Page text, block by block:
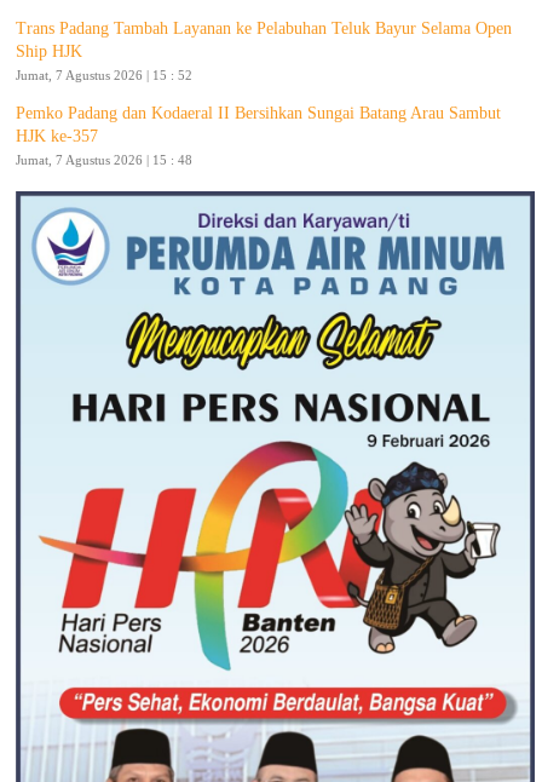
Trans Padang Tambah Layanan ke Pelabuhan Teluk Bayur Selama Open
Ship HJK
Jumat, 7 Agustus 2026 | 15 : 52
Pemko Padang dan Kodaeral II Bersihkan Sungai Batang Arau Sambut
HJK ke-357
Jumat, 7 Agustus 2026 | 15 : 48